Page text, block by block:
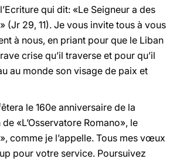
qui dit: «Le Seigneur a des
(Jr 29, 11). Je vous invite tous à vous
à nous, en priant pour que le Liban
crise qu’il traverse et pour qu’il
au monde son visage de paix et
le 160e anniversaire de la
«L’Osservatore Romano», le
comme je l’appelle. Tous mes vœux
pour votre service. Poursuivez